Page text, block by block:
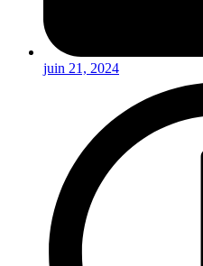
juin 21, 2024